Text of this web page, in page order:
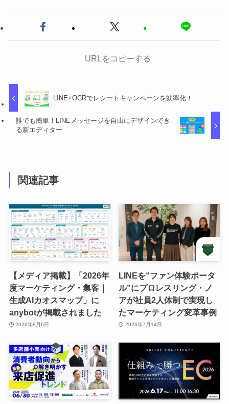
URLをコピーする
LINE+OCRでレシートキャンペーンを効率化！
誰でも簡単！LINEメッセージを自由にデザインでき
る新エディター
関連記事
【メディア掲載】「2026年
度マーケティング・集客｜
生成AIカオスマップ」に
anybotが掲載されました
2026年8月6日
LINEを“ファン体験ポータ
ル”にプロレスリング・ノ
アが社員2人体制で実現し
たマーケティング変革事例
2026年7月14日